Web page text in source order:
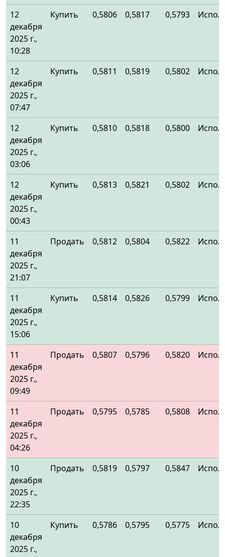
12
декабря
2025 г.,
10:28
Купить 0,5806 0,5817 0,5793
12
декабря
2025 г.,
07:47
Купить 0,5811 0,5819 0,5802
12
декабря
2025 г.,
03:06
Купить 0,5810 0,5818 0,5800
12
декабря
2025 г.,
00:43
Купить 0,5813 0,5821 0,5802
11
декабря
2025 г.,
21:07
Продать 0,5812 0,5804 0,5822
11
декабря
2025 г.,
15:06
Купить 0,5814 0,5826 0,5799
11
декабря
2025 г.,
09:49
Продать 0,5807 0,5796 0,5820
11
декабря
2025 г.,
04:26
Продать 0,5795 0,5785 0,5808
10
декабря
2025 г.,
22:35
Продать 0,5819 0,5797 0,5847
10
декабря
2025 г.,
Купить 0,5786 0,5795 0,5775